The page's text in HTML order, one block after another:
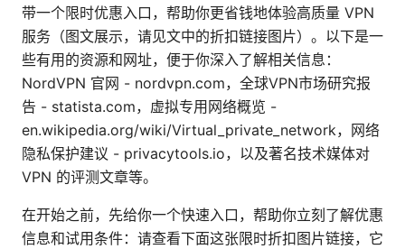
带一个限时优惠入口，帮助你更省钱地体验高质量 VPN
服务（图文展示，请见文中的折扣链接图片）。以下是一
些有用的资源和网址，便于你深入了解相关信息：
NordVPN 官网 - nordvpn.com，全球VPN市场研究报
告 - statista.com，虚拟专用网络概览 -
en.wikipedia.org/wiki/Virtual_private_network，网络
隐私保护建议 - privacytools.io，以及著名技术媒体对
VPN 的评测文章等。
在开始之前，先给你一个快速入口，帮助你立刻了解优惠
信息和试用条件：请查看下面这张限时折扣图片链接，它